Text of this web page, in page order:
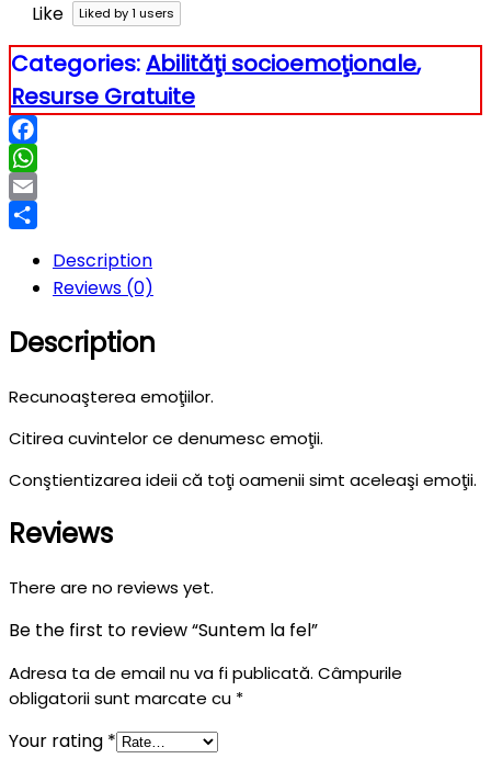
Like Liked by1 users
Categories:Abilităţi socioemoţionale,
Resurse Gratuite
Facebook
WhatsApp
Email
Description
Reviews (0)
Description
Recunoaşterea emoţiilor.
Citirea cuvintelor ce denumesc emoţii.
Conştientizarea ideii că toţi oamenii simt aceleaşi emoţii.
Reviews
There are no reviews yet.
Be the first to review “Suntem la fel”
Adresa ta de email nu va fi publicată. Câmpurile
obligatorii sunt marcate cu *
Your rating *